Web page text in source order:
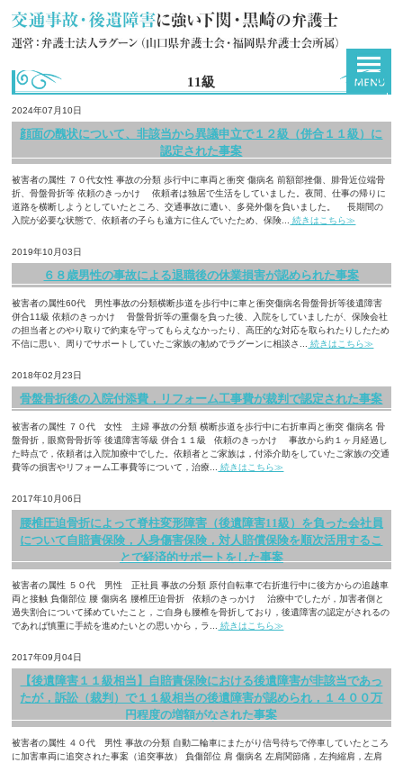
11級
2024年07月10日
顔面の醜状について、非該当から異議申立で１２級（併合１１級）に
認定された事案
被害者の属性 ７０代女性 事故の分類 歩行中に車両と衝突 傷病名 前額部挫傷、腓骨近位端骨
折、骨盤骨折等 依頼のきっかけ 依頼者は独居で生活をしていました。夜間、仕事の帰りに
道路を横断しようとしていたところ、交通事故に遭い、多発外傷を負いました。 長期間の
入院が必要な状態で、依頼者の子らも遠方に住んでいたため、保険...
続きはこちら≫
2019年10月03日
６８歳男性の事故による退職後の休業損害が認められた事案
被害者の属性60代 男性事故の分類横断歩道を歩行中に車と衝突傷病名骨盤骨折等後遺障害
併合11級 依頼のきっかけ 骨盤骨折等の重傷を負った後、入院をしていましたが、保険会社
の担当者とのやり取りで約束を守ってもらえなかったり、高圧的な対応を取られたりしたため
不信に思い、周りでサポートしていたご家族の勧めでラグーンに相談さ...
続きはこちら≫
2018年02月23日
骨盤骨折後の入院付添費，リフォーム工事費が裁判で認定された事案
被害者の属性 ７０代 女性 主婦 事故の分類 横断歩道を歩行中に右折車両と衝突 傷病名 骨
盤骨折，眼窩骨骨折等 後遺障害等級 併合１１級 依頼のきっかけ 事故から約１ヶ月経過し
た時点で，依頼者は入院加療中でした。依頼者とご家族は，付添介助をしていたご家族の交通
費等の損害やリフォーム工事費等について，治療... 続きはこちら≫
2017年10月06日
腰椎圧迫骨折によって脊柱変形障害（後遺障害11級）を負った会社員
について自賠責保険，人身傷害保険，対人賠償保険を順次活用するこ
とで経済的サポートをした事案
被害者の属性 ５０代 男性 正社員 事故の分類 原付自転車で右折進行中に後方からの追越車
両と接触 負傷部位 腰 傷病名 腰椎圧迫骨折 依頼のきっかけ 治療中でしたが，加害者側と
過失割合について揉めていたこと，ご自身も腰椎を骨折しており，後遺障害の認定がされるの
であれば慎重に手続を進めたいとの思いから，ラ...
続きはこちら≫
2017年09月04日
【後遺障害１１級相当】自賠責保険における後遺障害が非該当であっ
たが，訴訟（裁判）で１１級相当の後遺障害が認められ，１４００万
円程度の増額がなされた事案
被害者の属性 ４０代 男性 事故の分類 自動二輪車にまたがり信号待ちで停車していたところ
に加害車両に追突された事案（追突事故） 負傷部位 肩 傷病名 左肩関節痛，左拘縮肩，左肩